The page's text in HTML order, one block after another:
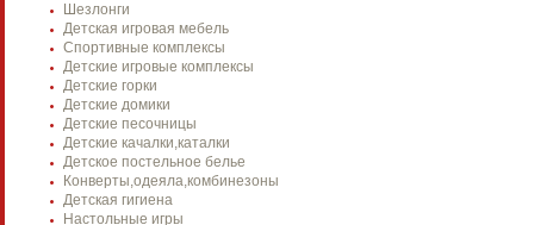
Шезлонги
Детская игровая мебель
Спортивные комплексы
Детские игровые комплексы
Детские горки
Детские домики
Детские песочницы
Детские качалки,каталки
Детское постельное белье
Конверты,одеяла,комбинезоны
Детская гигиена
Настольные игры